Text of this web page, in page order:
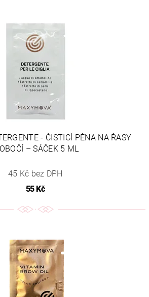
- ČISTICÍ PĚNA NA ŘASY
– SÁČEK 5 ML
45 Kč bez DPH
55 Kč